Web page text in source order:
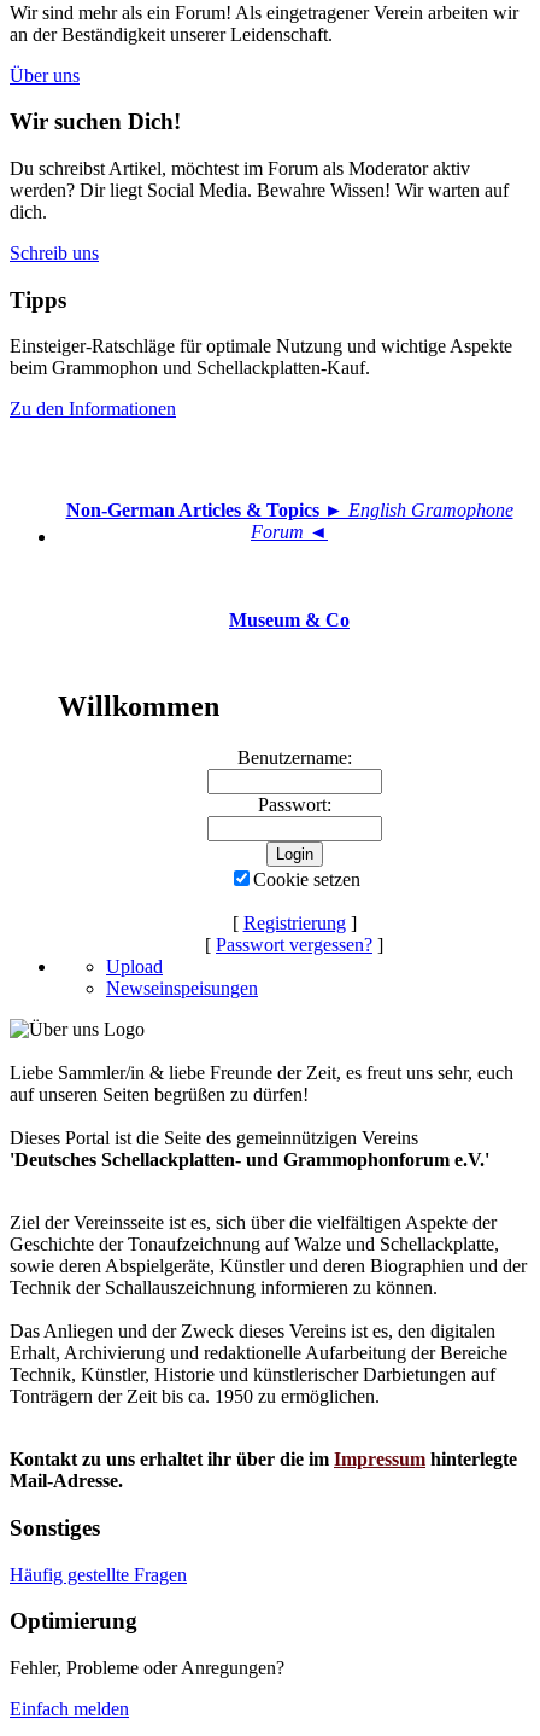
Wir sind mehr als ein Forum! Als eingetragener Verein arbeiten wir
an der Beständigkeit unserer Leidenschaft.
Über uns
Wir suchen Dich!
Du schreibst Artikel, möchtest im Forum als Moderator aktiv
werden? Dir liegt Social Media. Bewahre Wissen! Wir warten auf
dich.
Schreib uns
Tipps
Einsteiger-Ratschläge für optimale Nutzung und wichtige Aspekte
beim Grammophon und Schellackplatten-Kauf.
Zu den Informationen
Non-German Articles & Topics► English Gramophone
Forum ◄
Museum & Co
Willkommen
Benutzername:
Passwort:
Cookie setzen
[ Registrierung]
[ Passwort vergessen? ]
Upload
Newseinspeisungen
Liebe Sammler/in & liebe Freunde der Zeit, es freut uns sehr, euch
auf unseren Seiten begrüßen zu dürfen!
Dieses Portal ist die Seite des gemeinnützigen Vereins
'Deutsches Schellackplatten- und Grammophonforum e.V.'
Ziel der Vereinsseite ist es, sich über die vielfältigen Aspekte der
Geschichte der Tonaufzeichnung auf Walze und Schellackplatte,
sowie deren Abspielgeräte, Künstler und deren Biographien und der
Technik der Schallauszeichnung informieren zu können.
Das Anliegen und der Zweck dieses Vereins ist es, den digitalen
Erhalt, Archivierung und redaktionelle Aufarbeitung der Bereiche
Technik, Künstler, Historie und künstlerischer Darbietungen auf
Tonträgern der Zeit bis ca. 1950 zu ermöglichen.
Kontakt zu uns erhaltet ihr über die im Impressum hinterlegte
Mail-Adresse.
Sonstiges
Häufig gestellte Fragen
Optimierung
Fehler, Probleme oder Anregungen?
Einfach melden